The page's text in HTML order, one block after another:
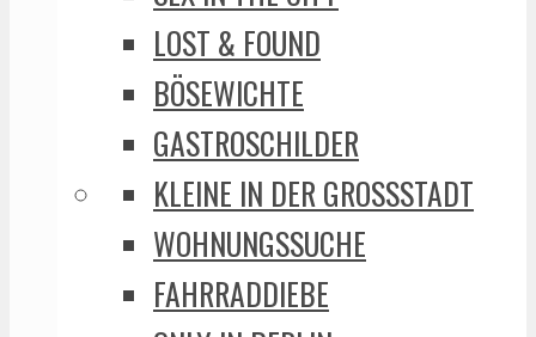
LOST & FOUND
BÖSEWICHTE
GASTROSCHILDER
KLEINE IN DER GROSSSTADT
WOHNUNGSSUCHE
FAHRRADDIEBE